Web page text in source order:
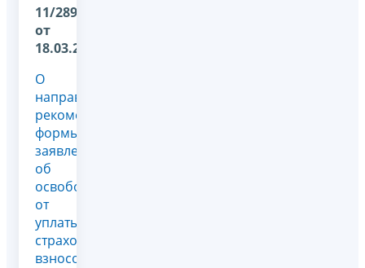
11/2899@
от
18.03.2025
О
направлении
рекомендованной
формы
заявления
об
освобождении
от
уплаты
страховых
взносов